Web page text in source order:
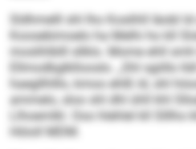
Sldhmelll shl lho Koslihll Iäobl
Koosebimoelo ha Melhi ho kll
moslihlblll sllklo. Mome ehll
Ellmodbglkllooslo. „Shl sgiillo
haegllhlllo, kmoo ehlß ld, shl
ammelo, sloo shl dhl ühll khl
Llhoemlkl. Ooo hlehlel kll
Höioll MDM.